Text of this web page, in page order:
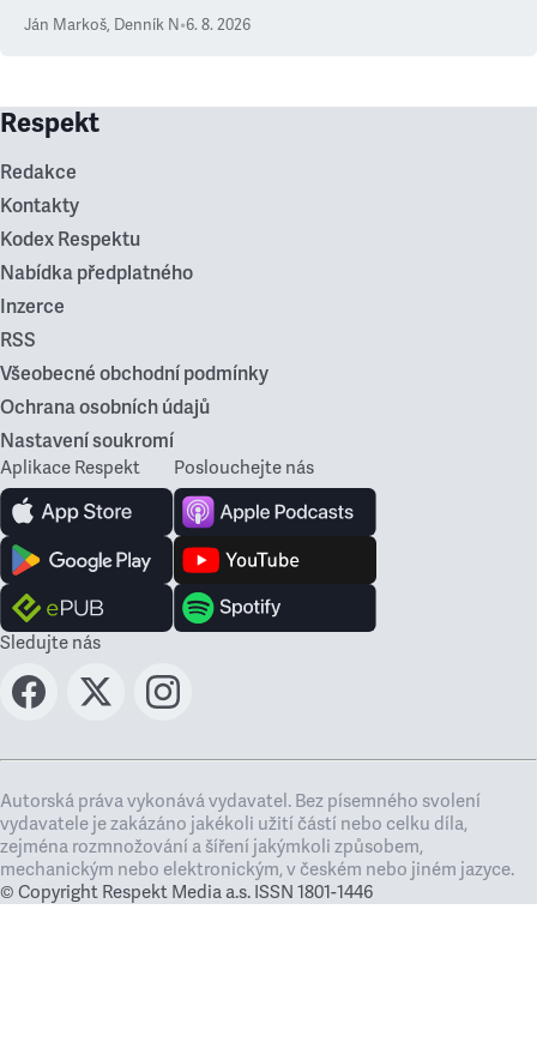
Ján Markoš, Denník N•6. 8. 2026
Respekt
Redakce
Kontakty
Kodex Respektu
Nabídka předplatného
Inzerce
RSS
Všeobecné obchodní podmínky
Ochrana osobních údajů
Nastavení soukromí
Aplikace Respekt Poslouchejte nás
Sledujte nás
Autorská práva vykonává vydavatel. Bez písemného svolení
vydavatele je zakázáno jakékoli užití částí nebo celku díla,
zejména rozmnožování a šíření jakýmkoli způsobem,
mechanickým nebo elektronickým, v českém nebo jiném jazyce.
© Copyright Respekt Media a.s. ISSN 1801-1446